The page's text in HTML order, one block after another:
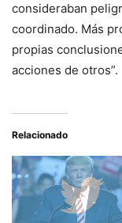
consideraban
coordinado. Más
propias
acciones de otros”.
Relacionado